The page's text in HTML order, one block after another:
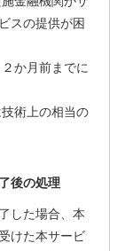
スの提供が困
か月前までに
術上の相当の
後の処理
した場合、本
けた本サービ